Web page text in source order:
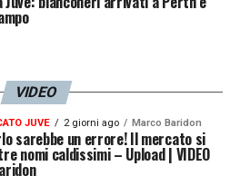
rispettare tutte
Coronavirus negli USA,
che indichi l’esatta
diffusione del
VIDEO
JUVE 2 giorni ago Marco Baridon
sarebbe un errore! Il mercato si
nomi caldissimi – Upload | VIDEO